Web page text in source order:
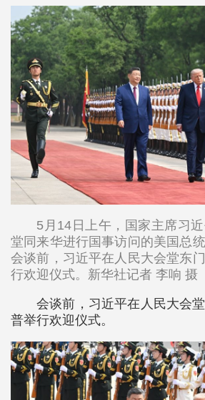
5月14日上午，国家主席习
堂同来华进行国事访问的美国总
会谈前，习近平在人民大会堂东
行欢迎仪式。新华社记者 李响 摄
会谈前，习近平在人民大会
普举行欢迎仪式。